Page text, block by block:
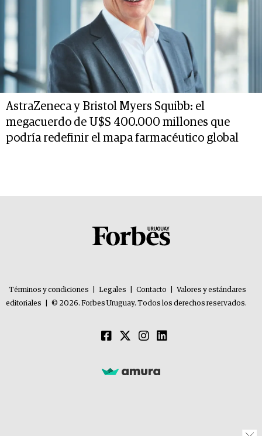
AstraZeneca y Bristol Myers Squibb: el
megacuerdo de U$S 400.000 millones que
podría redefinir el mapa farmacéutico global
Términos y condiciones Legales Contacto
Valores y estándares
editoriales
© 2026. Forbes Uruguay. Todos los derechos reservados.